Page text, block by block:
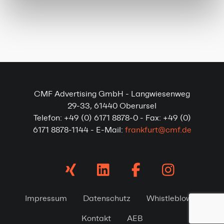
CMF Advertising GmbH - Langwiesenweg
29-33, 61440 Oberursel
Telefon: +49 (0) 6171 8878-0 - Fax: +49 (0)
6171 8878-1144 - E-Mail: frankfurt@cmf.de
Impressum Datenschutz Whistleblower
Kontakt AEB